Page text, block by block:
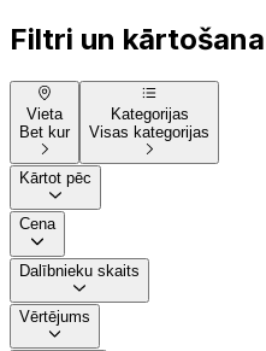
Filtri un kārtošana
Vieta
Bet kur
Kategorijas
Visas kategorijas
Kārtot pēc
Cena
Dalībnieku skaits
Vērtējums